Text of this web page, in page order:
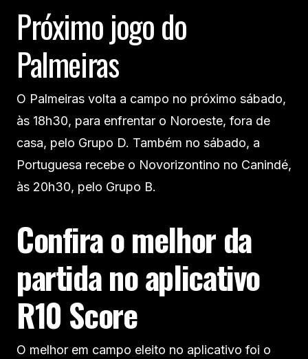
Próximo jogo do
Palmeiras
O Palmeiras volta a campo no próximo sábado,
às 18h30, para enfrentar o Noroeste, fora de
casa, pelo Grupo D. Também no sábado, a
Portuguesa recebe o Novorizontino no Canindé,
às 20h30, pelo Grupo B.
Confira o melhor da
partida no aplicativo
R10 Score
O melhor em campo eleito no aplicativo foi o